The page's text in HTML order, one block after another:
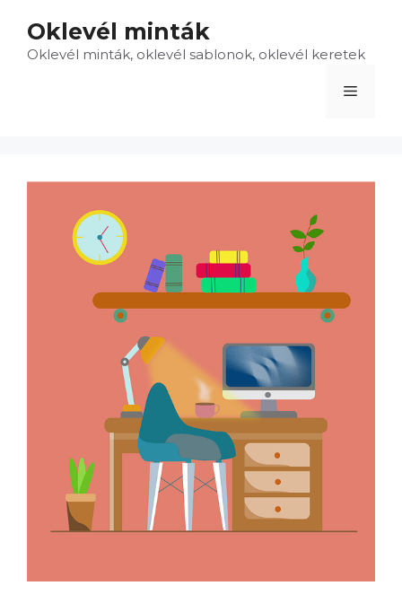
tartalomba
Oklevél minták
Oklevél minták, oklevél sablonok, oklevél keretek
Menü